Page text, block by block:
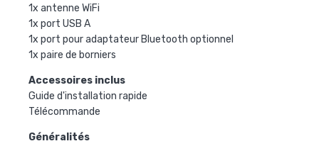
1x antenne WiFi
1x port USB A
1x port pour adaptateur Bluetooth optionnel
1x paire de borniers
Accessoires inclus
Guide d'installation rapide
Télécommande
Généralités